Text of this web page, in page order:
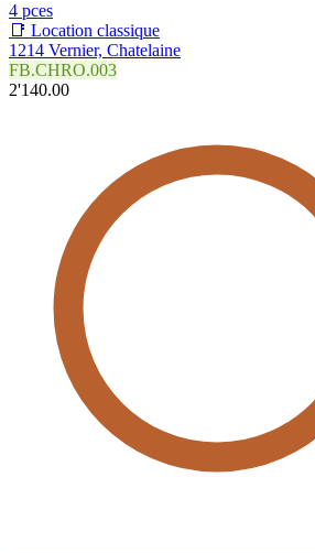
4 pces
📑 Location classique
1214 Vernier, Chatelaine
FB.CHRO.003
2'140.00